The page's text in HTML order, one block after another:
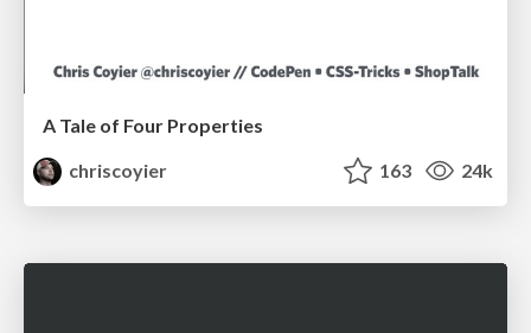
A Tale of Four Properties
chriscoyier
163 24k